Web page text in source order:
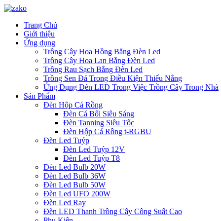
Trang Chủ
Giới thiệu
Ứng dụng
Trồng Cây Hoa Hồng Bằng Đèn Led
Trồng Cây Hoa Lan Bằng Đèn Led
Trồng Rau Sạch Bằng Đèn Led
Trồng Sen Đá Trong Điều Kiện Thiếu Nắng
Ứng Dụng Đèn LED Trong Việc Trồng Cây Trong Nhà
Sản Phẩm
Đèn Hộp Cá Rồng
Đèn Cá Bối Siêu Sáng
Đèn Tanning Siêu Tốc
Đèn Hộp Cá Rồng t-RGBU
Đèn Led Tuýp
Đèn Led Tuýp 12V
Đèn Led Tuýp T8
Đèn Led Bulb 20W
Đèn Led Bulb 36W
Đèn Led Bulb 50W
Đèn Led UFO 200W
Đèn Led Ray
Đèn LED Thanh Trồng Cây Công Suất Cao